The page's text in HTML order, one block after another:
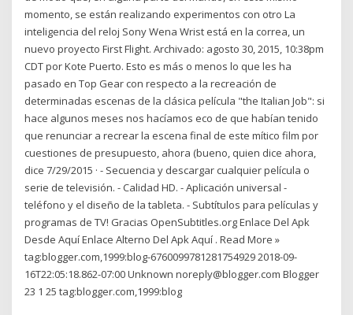
momento, se están realizando experimentos con otro La
inteligencia del reloj Sony Wena Wrist está en la correa, un
nuevo proyecto First Flight. Archivado: agosto 30, 2015, 10:38pm
CDT por Kote Puerto. Esto es más o menos lo que les ha
pasado en Top Gear con respecto a la recreación de
determinadas escenas de la clásica película "the Italian Job": si
hace algunos meses nos hacíamos eco de que habían tenido
que renunciar a recrear la escena final de este mítico film por
cuestiones de presupuesto, ahora (bueno, quien dice ahora,
dice 7/29/2015 · - Secuencia y descargar cualquier película o
serie de televisión. - Calidad HD. - Aplicación universal -
teléfono y el diseño de la tableta. - Subtítulos para películas y
programas de TV! Gracias OpenSubtitles.org Enlace Del Apk
Desde Aquí Enlace Alterno Del Apk Aquí . Read More »
tag:blogger.com,1999:blog-6760099781281754929 2018-09-
16T22:05:18.862-07:00 Unknown noreply@blogger.com Blogger
23 1 25 tag:blogger.com,1999:blog